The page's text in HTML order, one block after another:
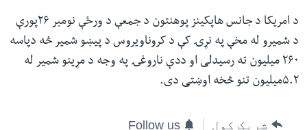
د امریکا د جانس هاپکینز پوهنتون د جمعې د ورځې نومبر ۲۶پورې
د شمیرو له مخې په نړۍ کې د کروناویروس د پیښو شمیر څه دپاسه
۲۶۰ میلیون ته رسیدلی او ددې ناروغۍ په وجه د مړینو شمیر له
۵.۲میلیون تنو څخه اوښتی دی.
شریک کول Follow us